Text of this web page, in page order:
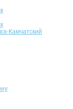
Камчатский